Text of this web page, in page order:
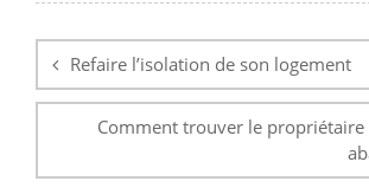
de
l’articleRefaire l’isolation de son logement
Comment trouver le propriétaire